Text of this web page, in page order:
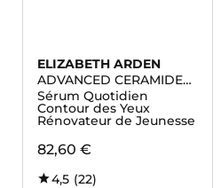
ELIZABETH ARDEN
ADVANCED CERAMIDE
CAPSULES
Sérum Quotidien
Contour des Yeux
Rénovateur de Jeunesse
82,60 €
4,5 (22)